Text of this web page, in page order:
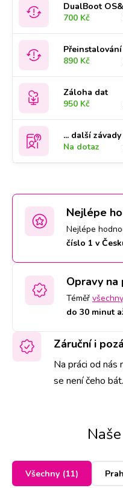
DualBoot
700 Kč
890 Kč
Záloha dat
950 Kč
... další závady
Na dotaz
Nejlépe
Nejlépe
číslo 1 v
Opravy na
Téměř
do 30 minut
Záruční i
Na práci od nás
se není čeho bát.
Naše
Všechny (11)